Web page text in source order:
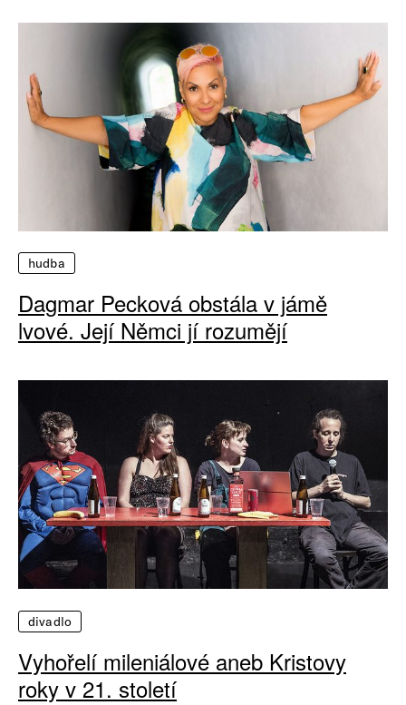
hudba
Dagmar Pecková obstála v jámě
lvové. Její Němci jí rozumějí
divadlo
Vyhořelí mileniálové aneb Kristovy
roky v 21. století